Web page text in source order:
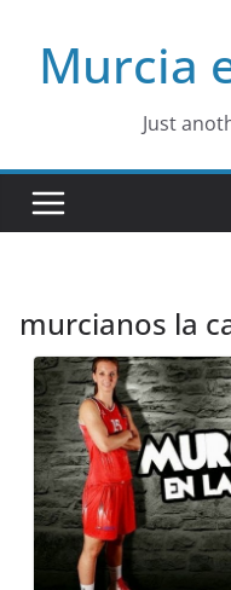
contentMurcia
Just
murcianos la